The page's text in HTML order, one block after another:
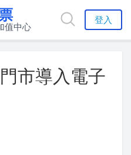
值中心
登入
市導入電子